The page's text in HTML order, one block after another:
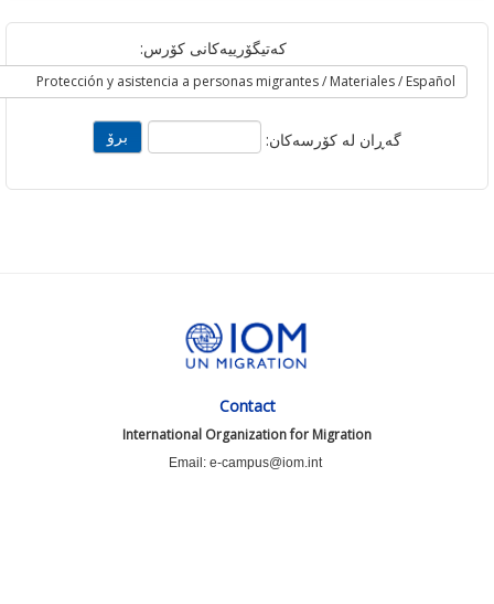
کەتیگۆرییەکانی کۆرس:
گه‌ڕان له‌ کۆرسه‌کان:
Contact
International Organization for Migration
Email: e-campus@iom.int